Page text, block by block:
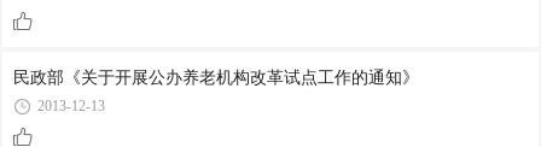
民政部《关于开展公办养老机构改革试点工作的通知》
2013-12-13